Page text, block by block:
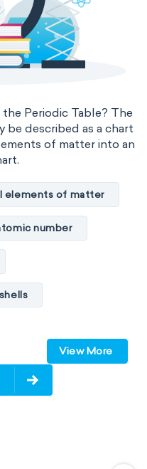
Periodic Table? The
be described as a chart
of matter into an
elements of matter
number
blocks s-block
f-block
View More